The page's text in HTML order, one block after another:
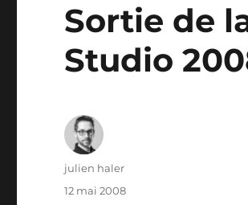
Sortie de
Studio
Auteur
julien haler
Publié
12 mai 2008